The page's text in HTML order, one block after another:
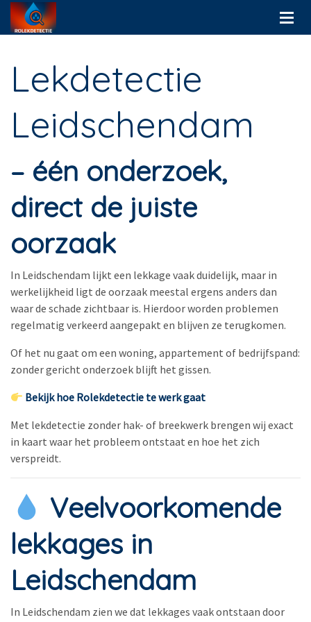
Lekdetectie
Leidschendam
– één onderzoek,
direct de juiste
oorzaak
In Leidschendam lijkt een lekkage vaak duidelijk, maar in
werkelijkheid ligt de oorzaak meestal ergens anders dan
waar de schade zichtbaar is. Hierdoor worden problemen
regelmatig verkeerd aangepakt en blijven ze terugkomen.
Of het nu gaat om een woning, appartement of bedrijfspand:
zonder gericht onderzoek blijft het gissen.
Bekijk hoe Rolekdetectie te werk gaat
Met lekdetectie zonder hak- of breekwerk brengen wij exact
in kaart waar het probleem ontstaat en hoe het zich
verspreidt.
Veelvoorkomende
lekkages in
Leidschendam
In Leidschendam zien we dat lekkages vaak ontstaan door